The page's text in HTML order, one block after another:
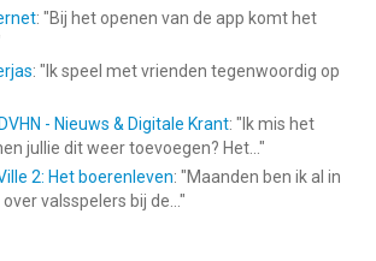
: "Bij het openen van de app komt het
: " Ik speel met vrienden tegenwoordig op
DVHN - Nieuws & Digitale Krant: " Ik mis het
jullie dit weer toevoegen? Het... "
2: Het boerenleven: "Maanden ben ik al in
valsspelers bij de... "